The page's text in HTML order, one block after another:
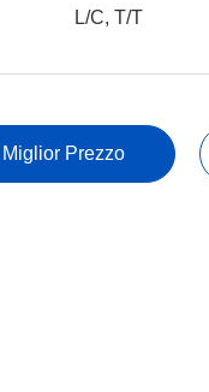
L/C, T/T
Prezzo